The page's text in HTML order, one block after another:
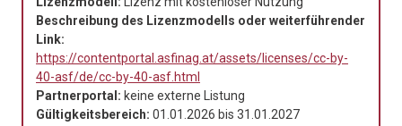
Beschreibung des Lizenzmodells oder weiterführender
Link:
https://contentportal.asfinag.at/assets/licenses/cc-by-
40-asf/de/cc-by-40-asf.html
Partnerportal: keine externe Listung
Gültigkeitsbereich: 01.01.2026 bis 31.01.2027